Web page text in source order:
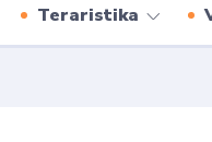
Teraristika